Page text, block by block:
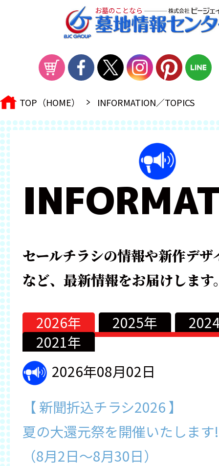
お墓のことなら
TOP（HOME） INFORMATION／TOPICS
セールチラシの情報や新作デザ
など、最新情報をお届けします
2026年 2025年
2021年
2026年08月02日
【 新聞折込チラシ2026 】
夏の大還元祭を開催いたしま
（8月2日～8月30日）